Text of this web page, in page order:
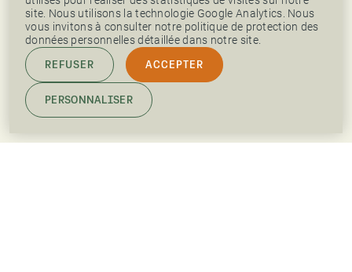
site. Nous utilisons la technologie Google Analytics. Nous
vous invitons à consulter notre politique de protection des
données personnelles détaillée dans notre site.
REFUSER ACCEPTER
PERSONNALISER